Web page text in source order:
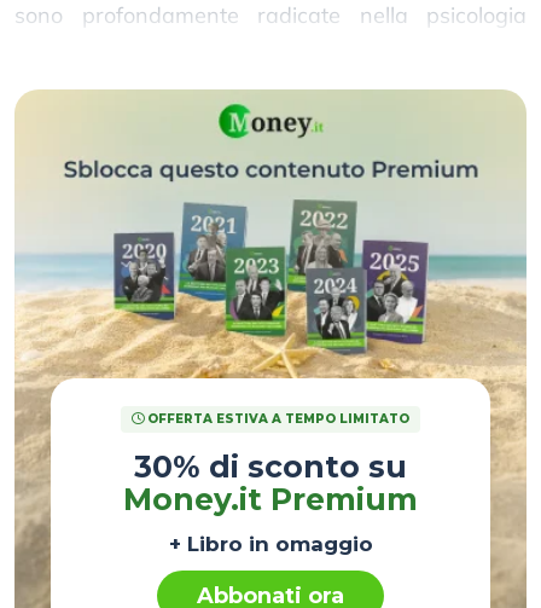
sono profondamente radicate nella psicologia
OFFERTA ESTIVA A TEMPO LIMITATO
30% di sconto su
Money.it Premium
+ Libro in omaggio
Abbonati ora